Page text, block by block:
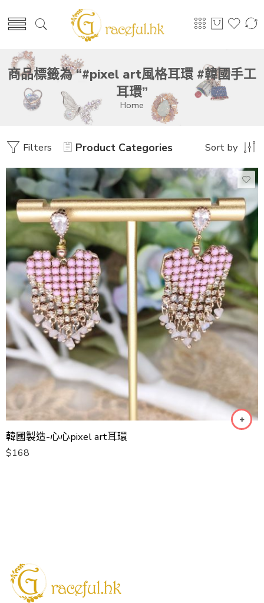
商品標籤為 “#pixel art風格耳環 #韓國手工
耳環”
Home
Filters Product Categories Sort by
韓國製造-心心pixel art耳環
$168